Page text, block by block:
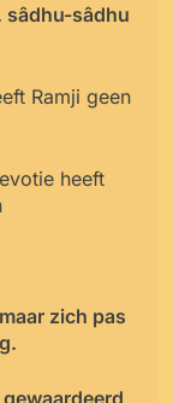
sâdhu-sâdhu
Ramji geen
heeft
zich pas